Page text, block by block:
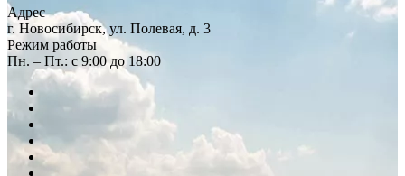
Адрес
г. Новосибирск, ул. Полевая, д. 3
Режим работы
Пн. – Пт.: с 9:00 до 18:00